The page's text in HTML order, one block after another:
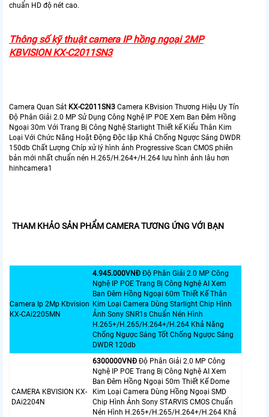
chuẩn HD độ nét cao.
Thông số kỹ thuật camera IP hồng ngoại 2MP
KBVISION KX-C2011SN3
Camera Quan Sát KX-C2011SN3 Camera KBvision Thương Hiệu Uy Tín
Độ Phân Giải 2.0 MP Sử Dụng Công Nghệ IP POE Xem Ban Đêm Hồng
Ngoại 30m Với Trang Bị Công Nghệ Starlight Thiết kế Kiểu Thân Kim
Loại Với Chức Năng Hoặt Động Độc lập Khả Chống Ngược Sáng DWDR
150db Chất Lượng Chíp xử lý hình ảnh Progressive Scan CMOS phiên
bản mới nhất chuẩn nén H.265/H.264+/H.264 lưu hình ảnh lâu hơn
hinhcamera1
THAM KHẢO SẢN PHẨM CAMERA TƯƠNG ỨNG VỚI BẠN
Camera Ip 2Mp Kbvision
KX-CAi2205MN
4.945.000VNÐ Độ Phân Giải 2.0 MP Công
Nghệ IP POE Trang Bị Công Nghệ AI Xem
Ban Đêm Hồng Ngoại 60m Thiết Kế Thân
Kim Loại Camera Dùng Starlight Chip Hình
Ảnh Sony SNR1s Chuẩn Nén Hình
H.265+/H.265/H.264+/H.264 Khả Năng
Chống Ngược Sáng Tốt Chống Ngược Sáng
DWDR 120db
CAMERA KBVISION KX-
DAi2204N
6300000VNÐ Độ Phân Giải 2.0 MP Công
Nghệ IP POE Trang Bị Công Nghệ AI Xem
Ban Đêm Hồng Ngoại 50m Thiết Kế Dome
Kim Loại Camera Dùng Hồng Ngoại SMD
Chip Hình Ảnh Sony STARVIS CMOS Chuẩn
Nén Hình H.265+/H.265/H.264+/H.264 Khả